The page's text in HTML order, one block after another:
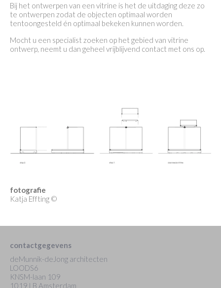
Bij het ontwerpen van een vitrine is het de uitdaging deze zo
te ontwerpen zodat de objecten optimaal worden
tentoongesteld én optimaal bekeken kunnen worden.
Mocht u een specialist zoeken op het gebied van vitrine
ontwerp, neemt u dan geheel vrijblijvend contact met ons op.
fotografie
Katja Effting ©
contactgegevens
deMunnik-deJong architecten
LOODS6
KNSM-laan 109
1019 LB Amsterdam